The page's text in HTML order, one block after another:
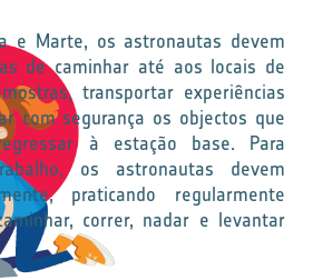
e Marte, os astronautas devem
de caminhar até aos locais de
transportar experiências
com segurança os objectos que
à estação base. Para
os astronautas devem
praticando regularmente
correr, nadar e levantar